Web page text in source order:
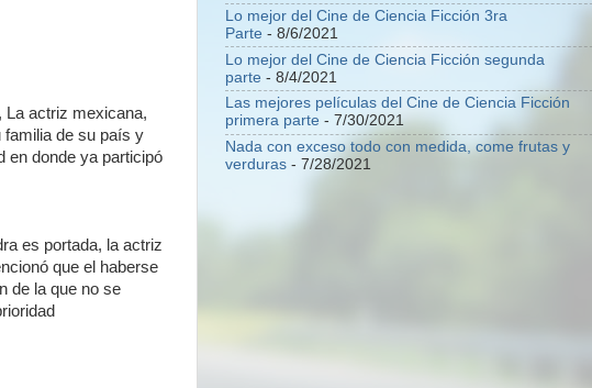
La actriz mexicana,
familia de su país y
en donde ya participó
es portada, la actriz
que el haberse
de la que no se
Lo mejor del Cine de Ciencia Ficción 3ra
Parte - 8/6/2021
Lo mejor del Cine de Ciencia Ficción segunda
parte - 8/4/2021
Las mejores películas del Cine de Ciencia Ficción
primera parte - 7/30/2021
Nada con exceso todo con medida, come frutas y
verduras - 7/28/2021